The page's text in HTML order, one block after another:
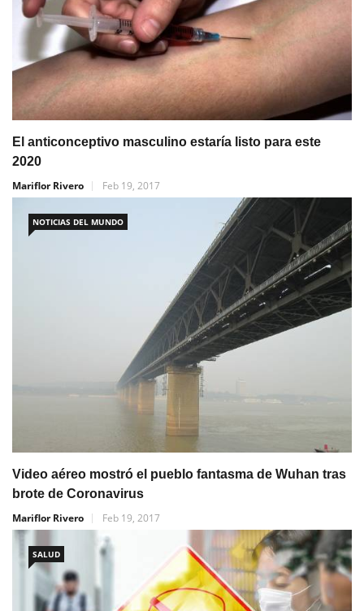
El anticonceptivo masculino estaría listo para este
2020
Mariflor Rivero
Feb 19, 2017
NOTICIAS DEL MUNDO
Video aéreo mostró el pueblo fantasma de Wuhan tras
brote de Coronavirus
Mariflor Rivero
Feb 19, 2017
SALUD